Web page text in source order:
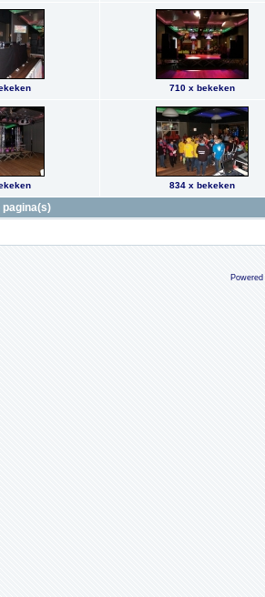
710 x bekeken
834 x bekeken
pagina(s)